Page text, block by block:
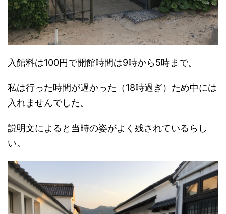
入館料は100円で開館時間は9時から5時まで。
私は行った時間が遅かった（18時過ぎ）ため中には
入れませんでした。
説明文によると当時の姿がよく残されているらし
い。